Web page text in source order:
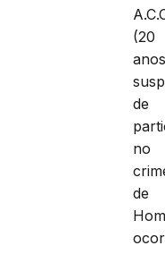
(20
de
no
de